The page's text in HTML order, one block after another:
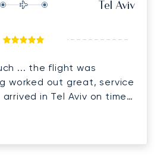
Tel Aviv
... the flight was
worked out great, service
in Tel Aviv on time.
we are looking forward